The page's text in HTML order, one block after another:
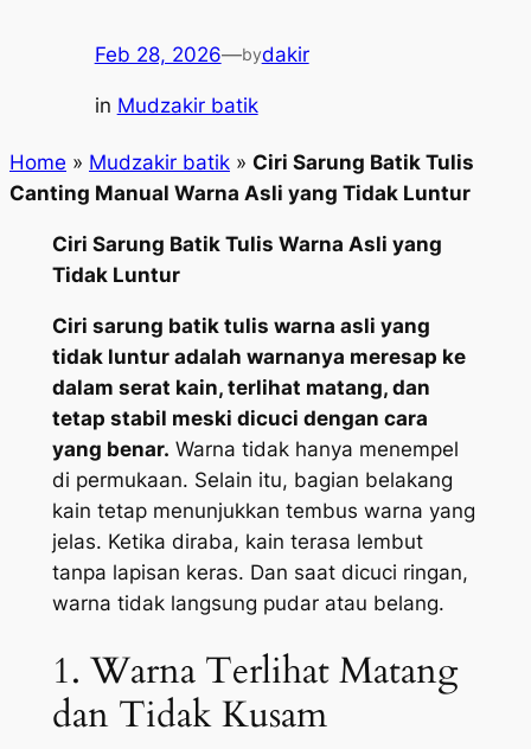
Feb 28, 2026—bydakir
in Mudzakir batik
Home » Mudzakir batik » Ciri Sarung Batik Tulis
Canting Manual Warna Asli yang Tidak Luntur
Ciri Sarung Batik Tulis Warna Asli yang
Tidak Luntur
Ciri sarung batik tulis warna asli yang
tidak luntur adalah warnanya meresap ke
dalam serat kain, terlihat matang, dan
tetap stabil meski dicuci dengan cara
yang benar. Warna tidak hanya menempel
di permukaan. Selain itu, bagian belakang
kain tetap menunjukkan tembus warna yang
jelas. Ketika diraba, kain terasa lembut
tanpa lapisan keras. Dan saat dicuci ringan,
warna tidak langsung pudar atau belang.
1. Warna Terlihat Matang
dan Tidak Kusam